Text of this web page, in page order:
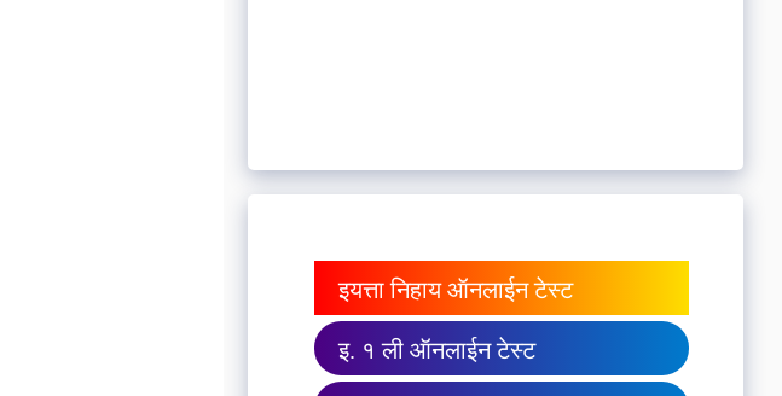
इयत्ता निहाय ऑनलाईन टेस्ट
इ. १ ली ऑनलाईन टेस्ट